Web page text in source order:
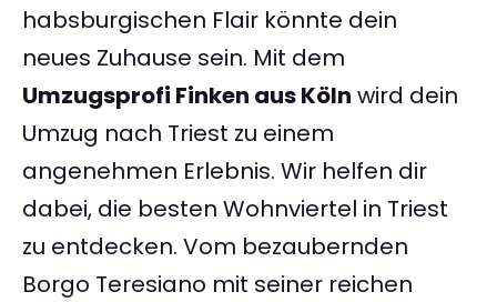
habsburgischen Flair könnte dein
neues Zuhause sein. Mit dem
Umzugsprofi Finken aus Köln wird dein
Umzug nach Triest zu einem
angenehmen Erlebnis. Wir helfen dir
dabei, die besten Wohnviertel in Triest
zu entdecken. Vom bezaubernden
Borgo Teresiano mit seiner reichen